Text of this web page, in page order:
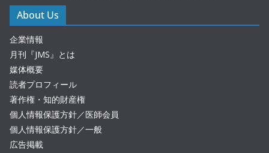
About Us
企業情報
月刊『JMS』とは
媒体概要
読者プロフィール
著作権・知的財産権
個人情報保護方針／医師会員
個人情報保護方針／一般
広告掲載